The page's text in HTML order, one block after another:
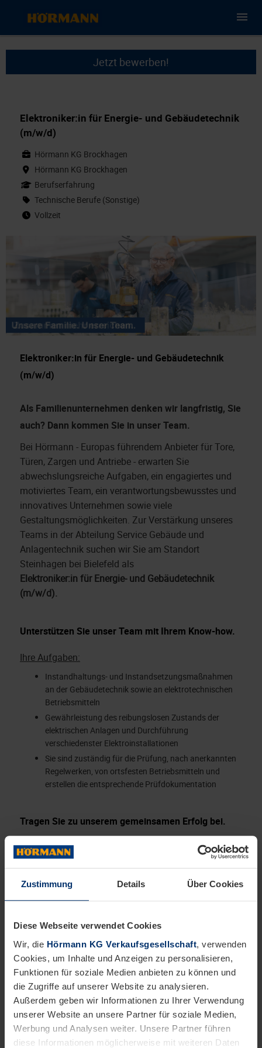
Zustimmung Details Über Cookies
Diese Webseite verwendet Cookies
Wir, die Hörmann KG Verkaufsgesellschaft, verwenden
Cookies, um Inhalte und Anzeigen zu personalisieren,
Funktionen für soziale Medien anbieten zu können und
die Zugriffe auf unserer Website zu analysieren.
Außerdem geben wir Informationen zu Ihrer Verwendung
unserer Website an unsere Partner für soziale Medien,
Werbung und Analysen weiter. Unsere Partner führen
diese Informationen möglicherweise mit weiteren Daten
Jetzt bewerben!
Elektroniker:in für Energie- und Gebäudetechnik
(m/w/d)
Hörmann KG Brockhagen
Hörmann KG Brockhagen
Berufserfahrung
Technische Berufe (Sonstige)
Vollzeit
Elektroniker:in für Energie- und Gebäudetechnik
(m/w/d)
Als Familienunternehmen denken wir langfristig, Sie
auch? Dann kommen Sie in unser Team.
Bei Hörmann - Europas führendem Anbieter für Tore,
Türen, Zargen und Antriebe - erwarten Sie
abwechslungsreiche Aufgaben, ein engagiertes und
motiviertes Team, ein verantwortungsbewusstes und
innovatives Unternehmen sowie viele
Gestaltungsmöglichkeiten. Zur Verstärkung unseres
Teams in der Abteilung Service Gebäude und
Anlagentechnik suchen wir Sie am Standort
Steinhagen bei Bielefeld als
Elektroniker:in für Energie- und Gebäudetechnik
(m/w/d).
Unterstützen Sie unser Team mit Ihrem Know-how.
Ihre Aufgaben:
Instandhaltungs- und Instandsetzungsmaßnahmen
an der Gebäudetechnik sowie an elektrotechnischen
Betriebsmitteln
Gewährleistung des reibungslosen Zustands der
elektrischen Anlagen und Durchführung
verschiedenster Elektroinstallationen
Sie sind zuständig für die Prüfung, nach anerkannten
Regelwerken, von ortsfesten Betriebsmitteln und
erstellen die entsprechende Prüfdokumentation
Tragen Sie zu unserem gemeinsamen Erfolg bei.
Das bringen Sie mit:
Abgeschlossene Berufsausbildung als
Elektroinstallateur*in, Elektroniker*in für Energie- und
Gebäudetechnik oder eine vergleichbare Qualifikation
Ausgeprägte Serviceorientierung
Idealerweise erste Berufserfahrungen in
Industriebetrieben
Kontinuierliche Verbesserung für eine nachhaltige
Prozessoptimierung sind für sie selbstverständlich
Wir möchten, dass Sie sich bei uns wohlfühlen.